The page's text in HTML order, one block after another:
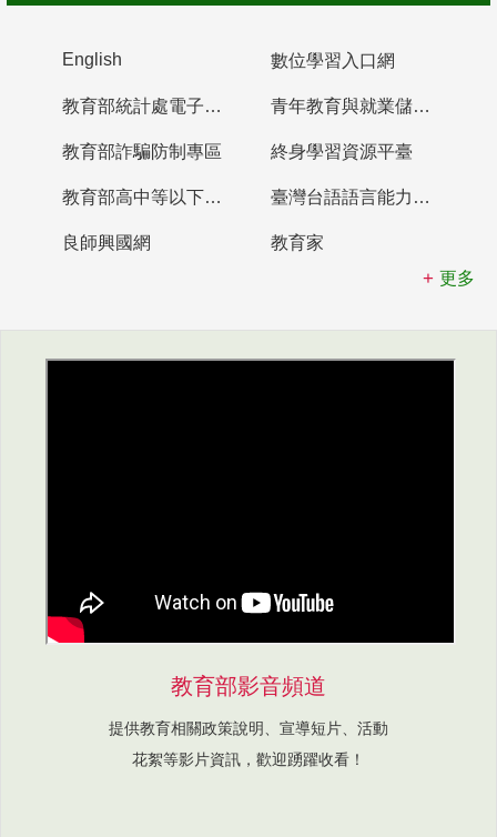
English 數位學習入口網
教育部統計處電子書櫃 青年教育與就業儲蓄帳戶
教育部詐騙防制專區 終身學習資源平臺
教育部高中等以下學校及幼兒園教師資格檢定考試 臺灣台語語言能力認證網站
良師興國網
教育家
更多
教育部影音頻道
提供教育相關政策說明、宣導短片、活動
花絮等影片資訊，歡迎踴躍收看！